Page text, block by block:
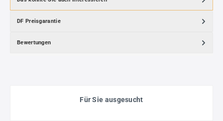
DF Preisgarantie
Bewertungen
Für Sie ausgesucht